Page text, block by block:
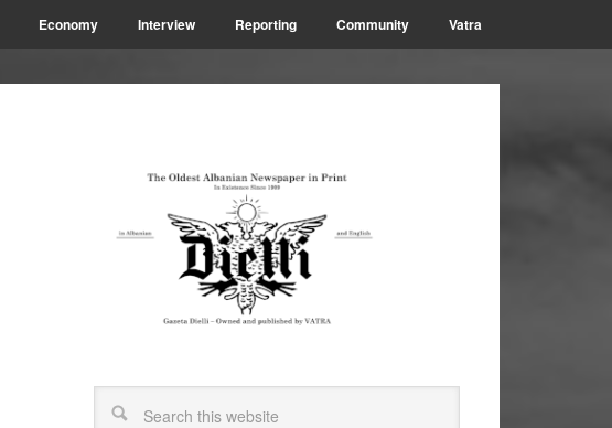
Economy Interview Reporting Community Vatra